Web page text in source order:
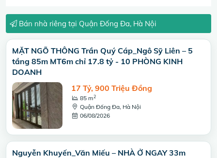
Bán nhà riêng tại Quận Đống Đa, Hà Nội
MẶT NGÕ THÔNG Trần Quý Cáp_Ngô Sỹ Liên – 5
tầng 85m MT6m chỉ 17.8 tỷ - 10 PHÒNG KINH
DOANH
17 Tỷ, 900 Triệu Đồng
85 m2
Quận Đống Đa, Hà Nội
06/08/2026
Nguyễn Khuyến_Văn Miếu – NHÀ Ở NGAY 33m